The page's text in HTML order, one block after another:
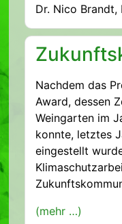
Dr. Nico Brandt,
Nachdem das
Award, dessen
Weingarten im
konnte, letztes
eingestellt
(mehr …)